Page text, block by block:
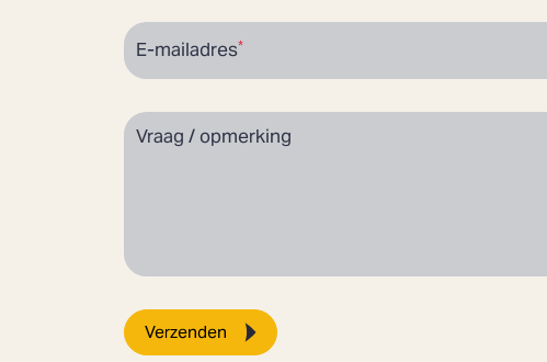
E-mailadres
Vraag / opmerking
Verzenden